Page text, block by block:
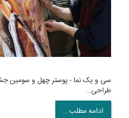
سی و یک نما - پوستر چهل و سومین
طراحی…
ادامه مطلب...